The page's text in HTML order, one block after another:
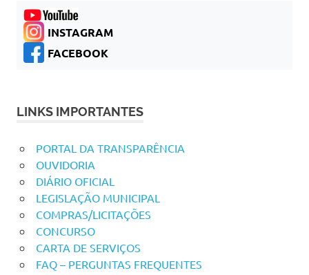
INSTAGRAM
FACEBOOK
LINKS IMPORTANTES
PORTAL DA TRANSPARÊNCIA
OUVIDORIA
DIÁRIO OFICIAL
LEGISLAÇÃO MUNICIPAL
COMPRAS/LICITAÇÕES
CONCURSO
CARTA DE SERVIÇOS
FAQ – PERGUNTAS FREQUENTES